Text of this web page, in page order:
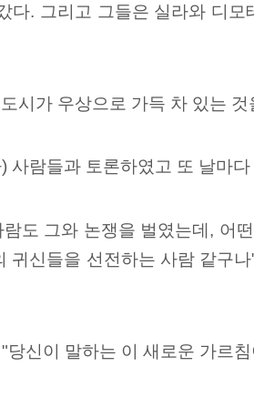
. 그리고 그들은 실라와 디
시가 우상으로 가득 차 있는
람들과 토론하였고 또 날마
도 그와 논쟁을 벌였는데, 어
신들을 선전하는 사람 같구
신이 말하는 이 새로운 가르